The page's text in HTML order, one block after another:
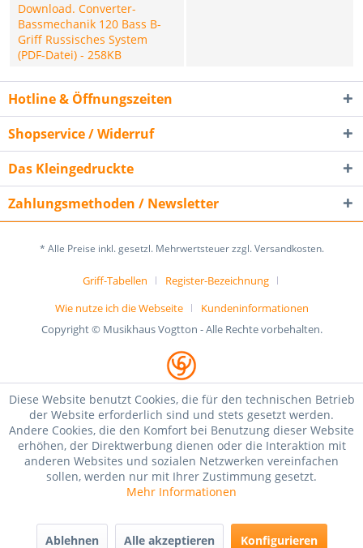
Download. Converter-
Bassmechanik 120 Bass B-
Griff Russisches System
(PDF-Datei) - 258KB
Hotline & Öffnungszeiten
Shopservice / Widerruf
Das Kleingedruckte
Zahlungsmethoden / Newsletter
* Alle Preise inkl. gesetzl. Mehrwertsteuer zzgl. Versandkosten.
Griff-Tabellen
Register-Bezeichnung
Wie nutze ich die Webseite
Kundeninformationen
Copyright © Musikhaus Vogtton - Alle Rechte vorbehalten.
Diese Website benutzt Cookies, die für den technischen Betrieb
der Website erforderlich sind und stets gesetzt werden.
Andere Cookies, die den Komfort bei Benutzung dieser Website
erhöhen, der Direktwerbung dienen oder die Interaktion mit
anderen Websites und sozialen Netzwerken vereinfachen
sollen, werden nur mit Ihrer Zustimmung gesetzt.
Mehr Informationen
Ablehnen Alle akzeptieren Konfigurieren